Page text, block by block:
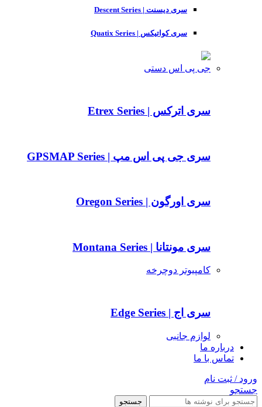
سری دیسنت | Descent Series
سری کواتیکس | Quatix Series
جی پی اس دستی
سری اترکس | Etrex Series
سری جی پی اس مپ | GPSMAP Series
سری اورگون | Oregon Series
سری مونتانا | Montana Series
کامپیوتر دوچرخه
سری اج | Edge Series
لوازم جانبی
درباره ما
تماس با ما
ورود / ثبت نام
جستجو
جستجو